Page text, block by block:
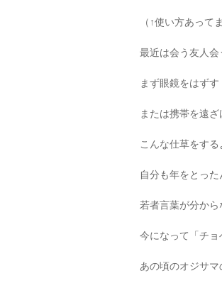
（↑使い方あって
最近は会う友人
まず眼鏡をはずす
または携帯を遠ざ
こんな仕草をする
自分も年をとった
若者言葉が分から
今になって「チ
あの頃のオジサマ